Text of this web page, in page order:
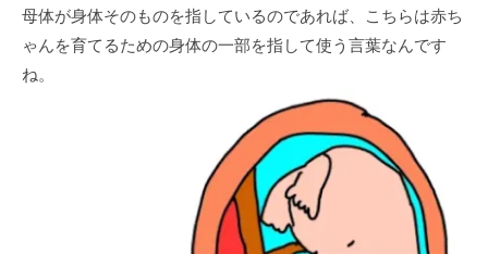
母体が身体そのものを指しているのであれば、こちらは赤ち
ゃんを育てるための身体の一部を指して使う言葉なんです
ね。